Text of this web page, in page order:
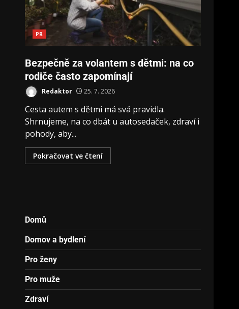
PR
Bezpečně za volantem s dětmi: na co
rodiče často zapomínají
Redaktor 25. 7. 2026
Cesta autem s dětmi má svá pravidla.
Shrnujeme, na co dbát u autosedaček, zdraví i
pohody, aby...
Pokračovat ve čtení
Domů
Domov a bydlení
Pro ženy
Pro muže
Zdraví